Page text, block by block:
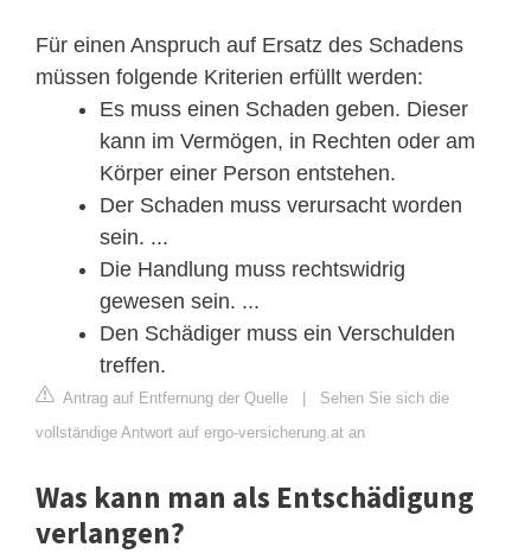
Für einen Anspruch auf Ersatz des Schadens
müssen folgende Kriterien erfüllt werden:
Es muss einen Schaden geben. Dieser
kann im Vermögen, in Rechten oder am
Körper einer Person entstehen.
Der Schaden muss verursacht worden
sein. ...
Die Handlung muss rechtswidrig
gewesen sein. ...
Den Schädiger muss ein Verschulden
treffen.
Antrag auf Entfernung der Quelle | Sehen Sie sich die
vollständige Antwort auf ergo-versicherung.at an
Was kann man als Entschädigung
verlangen?